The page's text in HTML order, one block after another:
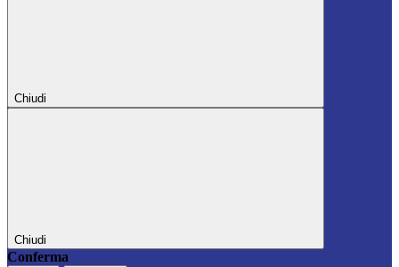
Chiudi
Chiudi
Conferma